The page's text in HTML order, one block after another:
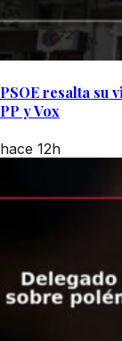
PSOE resalta su
PP y Vox
hace 12h